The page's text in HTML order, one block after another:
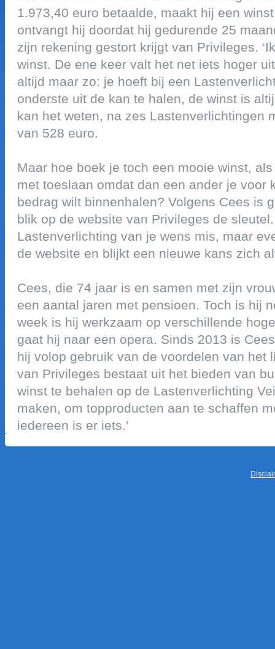
1.973,40 euro betaalde, maakt hij een
ontvangt hij doordat hij gedurende 25
zijn rekening gestort krijgt van privileges.
winst. de ene keer valt het net iets hoger
altijd maar zo: je hoeft bij een
onderste uit de kan te halen, de winst is
kan het weten, na zes lastenverlichtingen
van 528 euro.
maar hoe boek je toch een mooie winst,
met toeslaan omdat dan een ander je voor
bedrag wilt binnenhalen? volgens cees is
blik op de website van privileges de
lastenverlichting van je wens mis, maar
de website en blijkt een nieuwe kans zich
cees, die 74 jaar is en samen met zijn
een aantal jaren met pensioen. toch is hij
week is hij werkzaam op verschillende
gaat hij naar een opera. sinds 2013 is
hij volop gebruik van de voordelen van het
van privileges bestaat uit het bieden van
winst te behalen op de lastenverlichting
maken, om topproducten aan te schaffen
iedereen is er iets.’